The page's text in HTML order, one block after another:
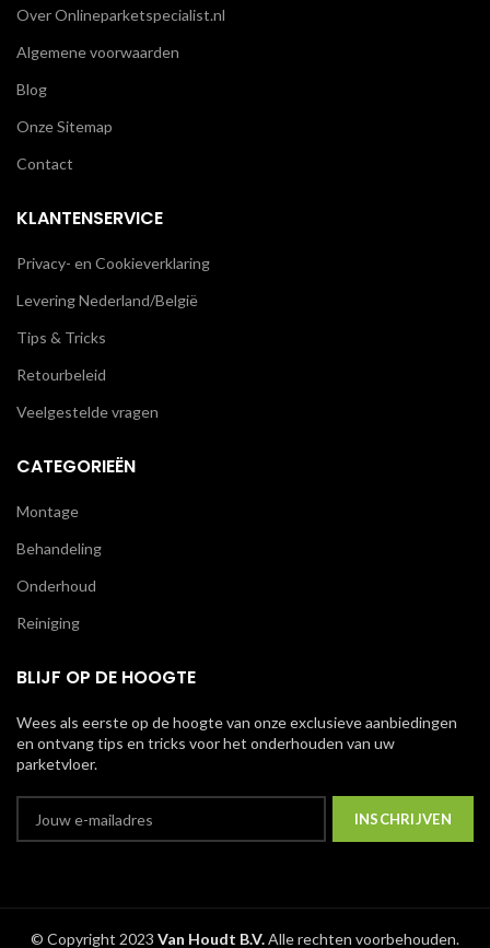
Over Onlineparketspecialist.nl
Algemene voorwaarden
Blog
Onze Sitemap
Contact
KLANTENSERVICE
Privacy- en Cookieverklaring
Levering Nederland/België
Tips & Tricks
Retourbeleid
Veelgestelde vragen
CATEGORIEËN
Montage
Behandeling
Onderhoud
Reiniging
BLIJF OP DE HOOGTE
Wees als eerste op de hoogte van onze exclusieve aanbiedingen
en ontvang tips en tricks voor het onderhouden van uw
parketvloer.
© Copyright 2023 Van Houdt B.V.Alle rechten voorbehouden.